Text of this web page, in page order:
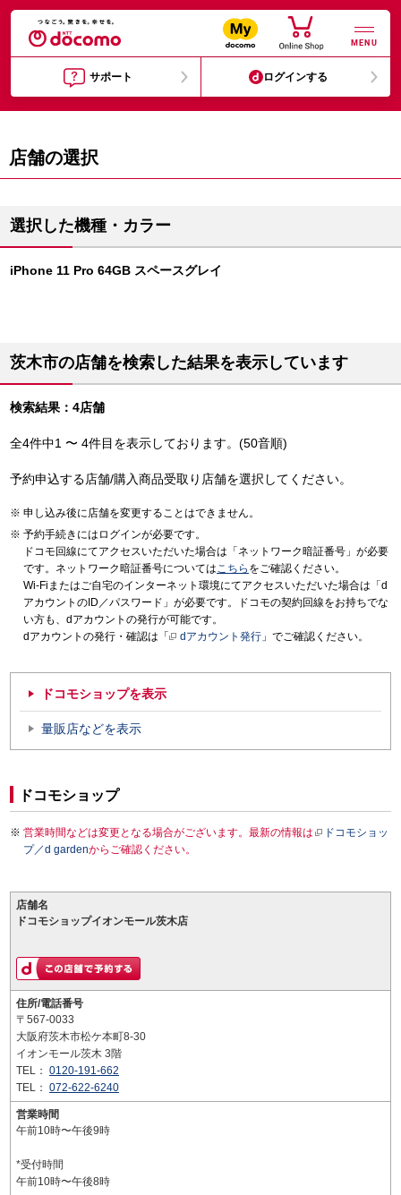
MENU
サポート ログインする
店舗の選択
選択した機種・カラー
iPhone 11 Pro 64GB スペースグレイ
茨木市の店舗を検索した結果を表示しています
検索結果：4店舗
全4件中1 〜 4件目を表示しております。(50音順)
予約申込する店舗/購入商品受取り店舗を選択してください。
申し込み後に店舗を変更することはできません。
予約手続きにはログインが必要です。
ドコモ回線にてアクセスいただいた場合は「ネットワーク暗証番号」が必要
です。ネットワーク暗証番号についてはこちら をご確認ください。
Wi-Fiまたはご自宅のインターネット環境にてアクセスいただいた場合は「d
アカウントのID／パスワード」が必要です。ドコモの契約回線をお持ちでな
い方も、dアカウントの発行が可能です。
dアカウントの発行・確認は「
dアカウント発行 」でご確認ください。
ドコモショップを表示
量販店などを表示
ドコモショップ
営業時間などは変更となる場合がございます。最新の情報は
ドコモショッ
プ／d gardenからご確認ください。
店舗名
ドコモショップイオンモール茨木店
住所/電話番号
〒567-0033
大阪府茨木市松ケ本町8-30
イオンモール茨木 3階
TEL： 0120-191-662
TEL： 072-622-6240
営業時間
午前10時〜午後9時
*受付時間
午前10時〜午後8時